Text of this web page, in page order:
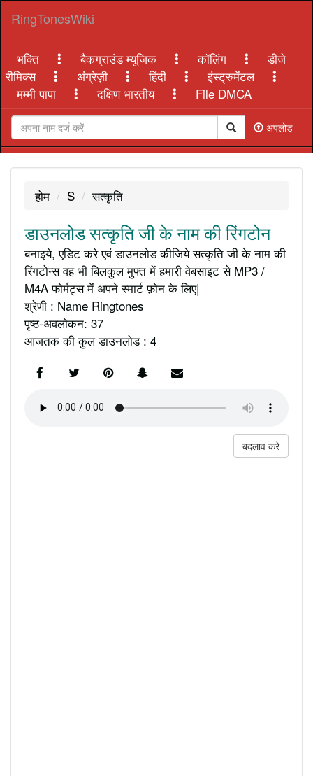
RingTonesWiki
भक्ति बैकग्राउंड म्यूजिक कॉलिंग
डीजे
रीमिक्स
अंग्रेज़ी हिंदी
इंस्ट्रुमेंटल
मम्मी पापा
दक्षिण भारतीय File DMCA
अपलोड
होम S सत्कृति
डाउनलोड सत्कृति जी के नाम की रिंगटोन
बनाइये, एडिट करे एवं डाउनलोड कीजिये सत्कृति जी के नाम की
रिंगटोन्स वह भी बिलकुल मुफ्त में हमारी वेबसाइट से MP3 /
M4A फोर्मट्स में अपने स्मार्ट फ़ोन के लिए|
श्रेणी : Name Ringtones
पृष्ठ-अवलोकन: 37
आजतक की कुल डाउनलोड : 4
बदलाव करे